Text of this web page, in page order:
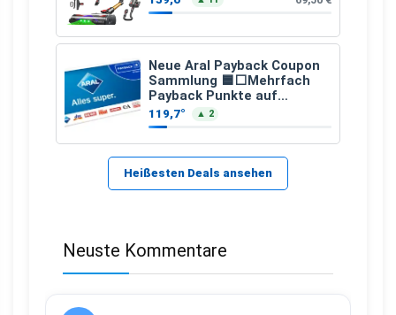
Neue Aral Payback Coupon
Sammlung 🟦⬜Mehrfach
Payback Punkte auf
Kraftstoffe und Erdgas
119,7° ▲ 2
Heißesten Deals ansehen
Neuste Kommentare